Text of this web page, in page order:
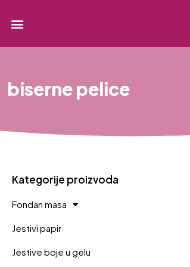
biserne pelice
Kategorije proizvoda
Fondan masa
Jestivi papir
Jestive boje u gelu